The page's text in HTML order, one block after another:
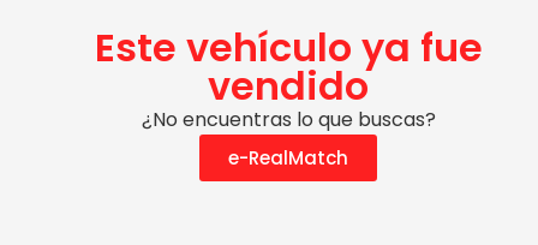
Este vehículo ya fue
vendido
¿No encuentras lo que buscas?
e-RealMatch